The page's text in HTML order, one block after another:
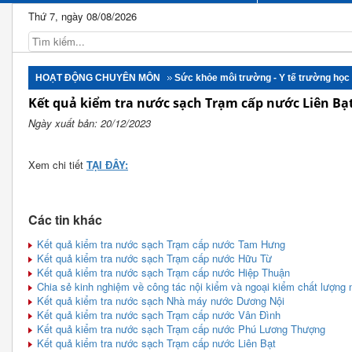
Thứ 7, ngày 08/08/2026
HOẠT ĐỘNG CHUYÊN MÔN Sức khỏe môi trường - Y tế trường học
Kết quả kiểm tra nước sạch Trạm cấp nước Liên
Ngày xuất bản: 20/12/2023
Xem chi tiết TẠI ĐÂY:
Các tin khác
Kết quả kiểm tra nước sạch Trạm cấp nước Tam Hưng
Kết quả kiểm tra nước sạch Trạm cấp nước Hữu Từ
Kết quả kiểm tra nước sạch Trạm cấp nước Hiệp Thuận
Chia sẻ kinh nghiệm về công tác nội kiểm và ngoại kiểm chất
Kết quả kiểm tra nước sạch Nhà máy nước Dương Nội
Kết quả kiểm tra nước sạch Trạm cấp nước Vân Đình
Kết quả kiểm tra nước sạch Trạm cấp nước Phú Lương Thượng
Kết quả kiểm tra nước sạch Trạm cấp nước Liên Bạt